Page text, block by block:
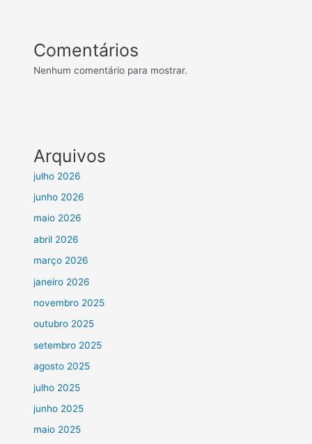
Comentários
Nenhum comentário para mostrar.
Arquivos
julho 2026
junho 2026
maio 2026
abril 2026
março 2026
janeiro 2026
novembro 2025
outubro 2025
setembro 2025
agosto 2025
julho 2025
junho 2025
maio 2025